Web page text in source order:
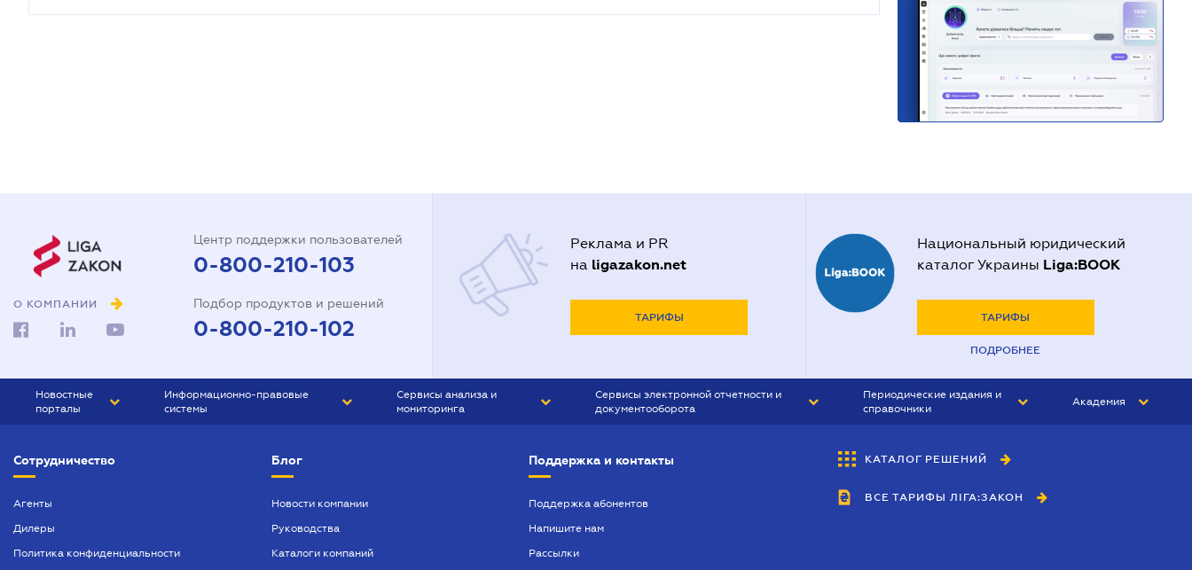
О КОМПАНИИ
Центр поддержки пользователей
0-800-210-103
Подбор продуктов и решений
0-800-210-102
Реклама и PR
на ligazakon.net
ТАРИФЫ
Национальный юридический
каталог Украины Liga:BOOK
ТАРИФЫ
ПОДРОБНЕЕ
Новостные
порталы
БИЗНЕС
Информационно-правовые
системы
БУХГАЛТЕР ПРОФ
ЮРИСТ ПРОФ
Сервисы анализа и
мониторинга
Сервисы электронной отчетности и
документооборота
Периодические издания и
справочники
БУХГАЛТЕР&ЗАКОН
ВЕСТНИК МСФО
Академия
Сотрудничество
Агенты
Дилеры
Политика конфиденциальности
Блог
Новости компании
Руководства
Каталоги компаний
Поддержка и контакты
Поддержка абонентов
Напишите нам
Рассылки
КАТАЛОГ РЕШЕНИЙ
ВСЕ ТАРИФЫ ЛІГА:ЗАКОН